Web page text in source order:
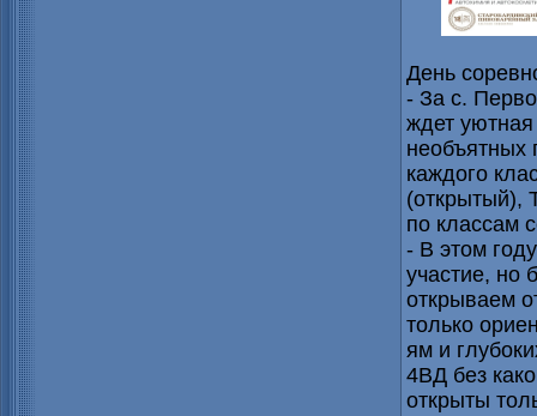
День
- За с.
ждет
необъятных
каждого
(открытый),
по классам
- В этом
участие, но
открываем
только
ям и
4ВД без
открыты